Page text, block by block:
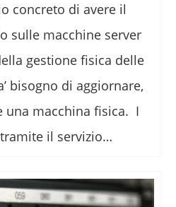
concreto di avere il
sulle macchine server
gestione fisica delle
bisogno di aggiornare,
una macchina fisica. I
il servizio…